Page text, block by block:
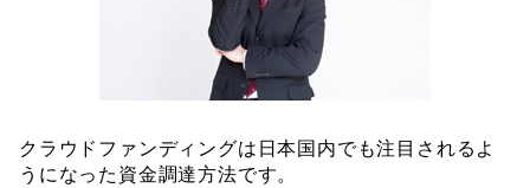
クラウドファンディングは日本国内でも注目されるよ
うになった資金調達方法です。